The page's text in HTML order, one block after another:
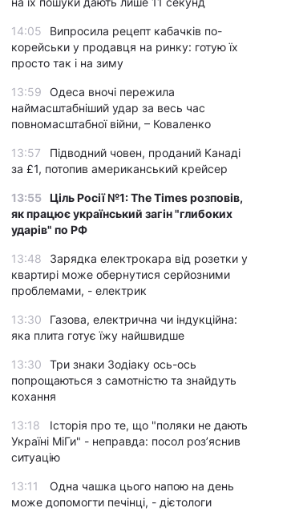
Уражено багато
управління: нові
досягнення Сил оборони України
14:05
Випросила рецепт кабачків по-
корейськи у продавця на ринку: готую їх
просто так і на зиму
13:59
Одеса вночі пережила
наймасштабніший удар за весь час
повномасштабної війни, – Коваленко
13:57
Підводний човен, проданий Канаді
за £1, потопив американський крейсер
13:55 Ціль Росії №1: The Times розповів,
як працює український загін "глибоких
ударів" по РФ
13:48
Зарядка електрокара від розетки у
квартирі може обернутися серйозними
проблемами, - електрик
13:30
Газова, електрична чи індукційна:
яка плита готує їжу найшвидше
13:30
Три знаки Зодіаку ось-ось
попрощаються з самотністю та знайдуть
кохання
13:18
Історія про те, що "поляки не дають
Україні МіГи" - неправда: посол роз’яснив
ситуацію
13:11
Одна чашка цього напою на день
може допомогти печінці, - дієтологи